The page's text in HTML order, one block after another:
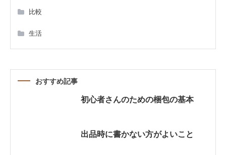
ン
比較
生活
おすすめ記事
初心者さんのための梱包の基本
出品時に書かない方がよいこと